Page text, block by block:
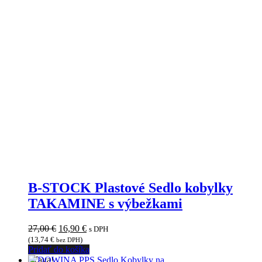
B-STOCK Plastové Sedlo kobylky
TAKAMINE s výbežkami
27,00€ Pôvodná
cena
bola:
27,00 €.
16,90 €Aktuálna
je:
16,90 €.
s DPH
(13,74 € bez DPH)
Pridať do košíka